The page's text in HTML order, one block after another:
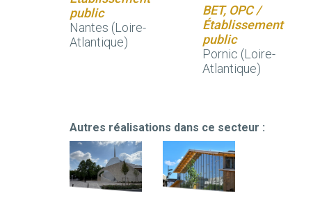
public
Nantes (Loire-
Atlantique)
BET, OPC /
Établissement
public
Pornic (Loire-
Atlantique)
Autres réalisations dans ce secteur :